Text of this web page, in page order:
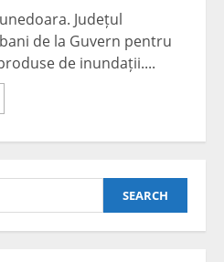
Județul
de la Guvern pentru
de inundații....